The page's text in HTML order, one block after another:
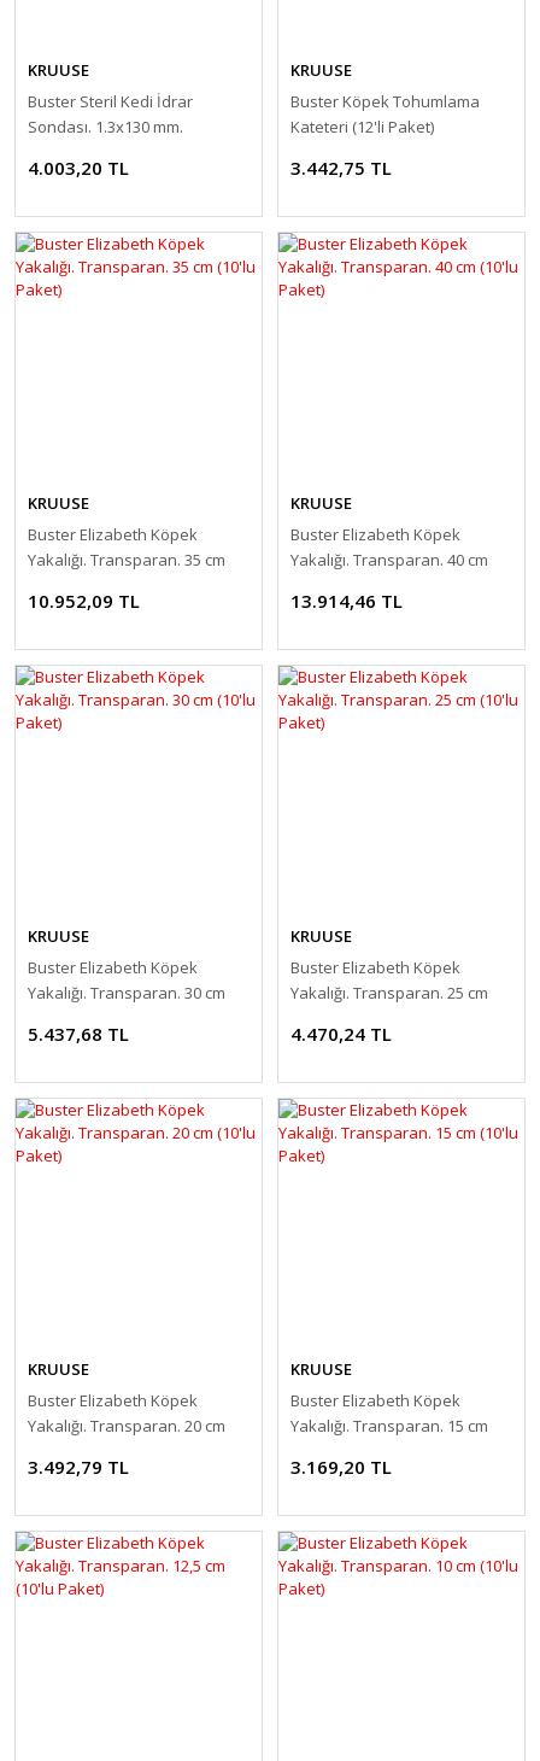
KRUUSE
Buster Steril Kedi İdrar
Sondası. 1.3x130 mm.
4.003,20 TL
KRUUSE
Buster Köpek Tohumlama
Kateteri (12'li Paket)
3.442,75 TL
KRUUSE
Buster Elizabeth Köpek
Yakalığı. Transparan. 35 cm
10.952,09 TL
KRUUSE
Buster Elizabeth Köpek
Yakalığı. Transparan. 40 cm
13.914,46 TL
KRUUSE
Buster Elizabeth Köpek
Yakalığı. Transparan. 30 cm
5.437,68 TL
KRUUSE
Buster Elizabeth Köpek
Yakalığı. Transparan. 25 cm
4.470,24 TL
KRUUSE
Buster Elizabeth Köpek
Yakalığı. Transparan. 20 cm
3.492,79 TL
KRUUSE
Buster Elizabeth Köpek
Yakalığı. Transparan. 15 cm
3.169,20 TL